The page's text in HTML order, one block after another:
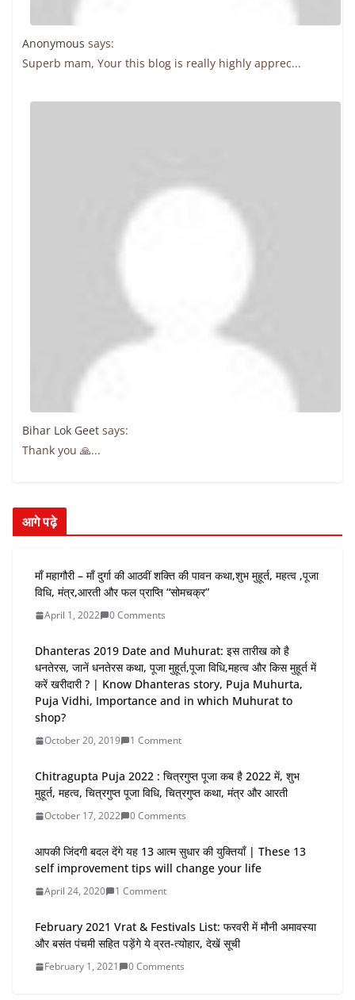
Anonymous says:
Superb mam, Your this blog is really highly apprec...
Bihar Lok Geet says:
Thank you 🙏...
आगे पढ़े
माँ महागौरी – माँ दुर्गा की आठवीं शक्ति की पावन कथा,शुभ मुहूर्त, महत्व ,पूजा
विधि, मंत्र,आरती और फल प्राप्ति “सोमचक्र”
April 1, 2022 0 Comments
Dhanteras 2019 Date and Muhurat: इस तारीख को है
धनतेरस, जानें धनतेरस कथा, पूजा मुहूर्त,पूजा विधि,महत्व और किस मुहूर्त में
करें खरीदारी ? | Know Dhanteras story, Puja Muhurta,
Puja Vidhi, Importance and in which Muhurat to
shop?
October 20, 2019 1 Comment
Chitragupta Puja 2022 : चित्रगुप्त पूजा कब है 2022 में, शुभ
मुहूर्त, महत्व, चित्रगुप्त पूजा विधि, चित्रगुप्त कथा, मंत्र और आरती
October 17, 2022 0 Comments
आपकी जिंदगी बदल देंगे यह 13 आत्म सुधार की युक्तियाँ | These 13
self improvement tips will change your life
April 24, 2020 1 Comment
February 2021 Vrat & Festivals List: फरवरी में मौनी अमावस्या
और बसंत पंचमी सहित पड़ेंगे ये व्रत-त्योहार, देखें सूची
February 1, 2021 0 Comments